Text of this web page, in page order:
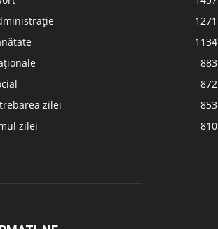
1271
1134
883
872
zilei
853
zilei
810